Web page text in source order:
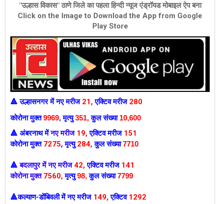
"उल्हास विकास" ठाणे जिले का पहला हिन्दी न्यूज एंड्रॉयड मोबाइल ऐप बना
Click on the Image to Download the App from Google
Play Store
🔺उल्हासनगर मेंनए मरीज21,एक्टिव मरीज 280
कोरोना मुक्त9969,मृत्यु351, कुल संख्या10,600
🔺 अंबरनाथ मेंनए मरीज 19, एक्टिव मरीज 151
कोरोना मुक्त7275,मृत्यु284, कुल संख्या7710
🔺 बदलापुर में नए मरीज42,एक्टिव मरीज141
कोरोना मुक्त7560,मृत्यु98,कुल संख्या7799
🔺कल्याण-डोंबिवली मेंनए मरीज 149, एक्टिव1292